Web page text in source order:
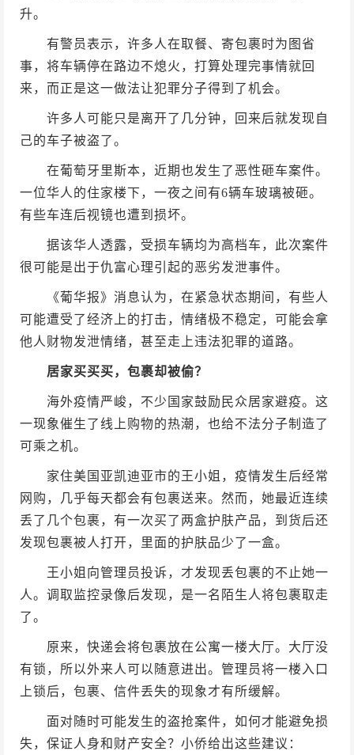
升。
有警员表示，许多人在取餐、寄包裹时为图省
事，将车辆停在路边不熄火，打算处理完事情就回
来，而正是这一做法让犯罪分子得到了机会。
许多人可能只是离开了几分钟，回来后就发现自
己的车子被盗了。
在葡萄牙里斯本，近期也发生了恶性砸车案件。
一位华人的住家楼下，一夜之间有6辆车玻璃被砸。
有些车连后视镜也遭到损坏。
据该华人透露，受损车辆均为高档车，此次案件
很可能是出于仇富心理引起的恶劣发泄事件。
《葡华报》消息认为，在紧急状态期间，有些人
可能遭受了经济上的打击，情绪极不稳定，可能会拿
他人财物发泄情绪，甚至走上违法犯罪的道路。
居家买买买，包裹却被偷？
海外疫情严峻，不少国家鼓励民众居家避疫。这
一现象催生了线上购物的热潮，也给不法分子制造了
可乘之机。
家住美国亚凯迪亚市的王小姐，疫情发生后经常
网购，几乎每天都会有包裹送来。然而，她最近连续
丢了几个包裹，有一次买了两盒护肤产品，到货后还
发现包裹被人打开，里面的护肤品少了一盒。
王小姐向管理员投诉，才发现丢包裹的不止她一
人。调取监控录像后发现，是一名陌生人将包裹取走
了。
原来，快递会将包裹放在公寓一楼大厅。大厅没
有锁，所以外来人可以随意进出。管理员将一楼入口
上锁后，包裹、信件丢失的现象才有所缓解。
面对随时可能发生的盗抢案件，如何才能避免损
失，保证人身和财产安全？小侨给出这些建议：